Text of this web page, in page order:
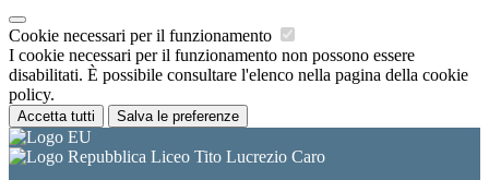
Cookie necessari per il funzionamento
I cookie necessari per il funzionamento non possono essere
disabilitati. È possibile consultare l'elenco nella pagina della cookie
policy.
Accetta tutti Salva le preferenze
Liceo Tito Lucrezio Caro